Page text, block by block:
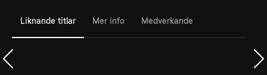
Liknande titlar Mer info Medverkande